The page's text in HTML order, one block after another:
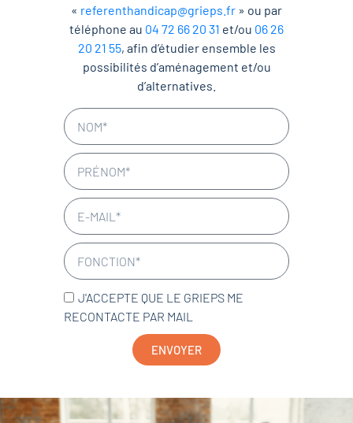
« referenthandicap@grieps.fr » ou par
téléphone au 04 72 66 20 31 et/ou 06 26
20 21 55, afin d’étudier ensemble les
possibilités d’aménagement et/ou
d’alternatives.
J'ACCEPTE QUE LE GRIEPS ME
RECONTACTE PAR MAIL
ENVOYER